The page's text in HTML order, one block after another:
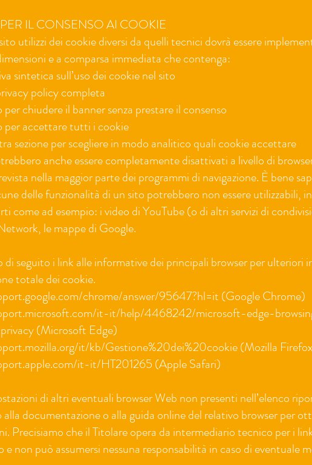
IL CONSENSO AI COOKIE
utilizzi dei cookie diversi da quelli tecnici dovrà essere
e a comparsa immediata che contenga:
sintetica sull’uso dei cookie nel sito
policy completa
chiudere il banner senza prestare il consenso
per accettare tutti i cookie
sezione per scegliere in modo analitico quali cookie accettare
anche essere completamente disattivati a livello di
nella maggior parte dei programmi di navigazione. È bene
delle funzionalità di un sito potrebbero non essere utilizzabili,
come ad esempio: i video di YouTube (o di altri servizi di
le mappe di Google.
di seguito i link alle informative dei principali browser per ulteriori
totale dei cookie.
chrome/answer/95647?hl=it (Google Chrome)
it-it/help/4468242/microsoft-edge-
(Microsoft Edge)
it/kb/Gestione%20dei%20cookie (Mozilla
it-it/HT201265 (Apple Safari)
di altri eventuali browser Web non presenti nell’elenco
documentazione o alla guida online del relativo browser per
Precisiamo che il Titolare opera da intermediario tecnico per i
non può assumersi nessuna responsabilità in caso di eventuale